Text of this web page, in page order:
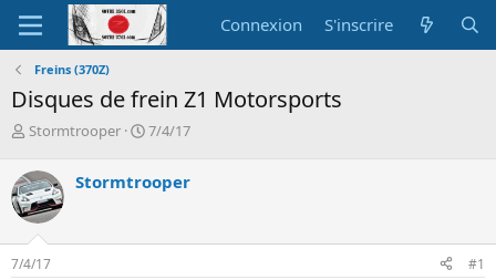
Connexion S'inscrire
Freins (370Z)
Disques de frein Z1 Motorsports
A
t
e
u
r
d
e
Stormtrooper
D
e
d
7/4/17
Stormtrooper
7/4/17 #1